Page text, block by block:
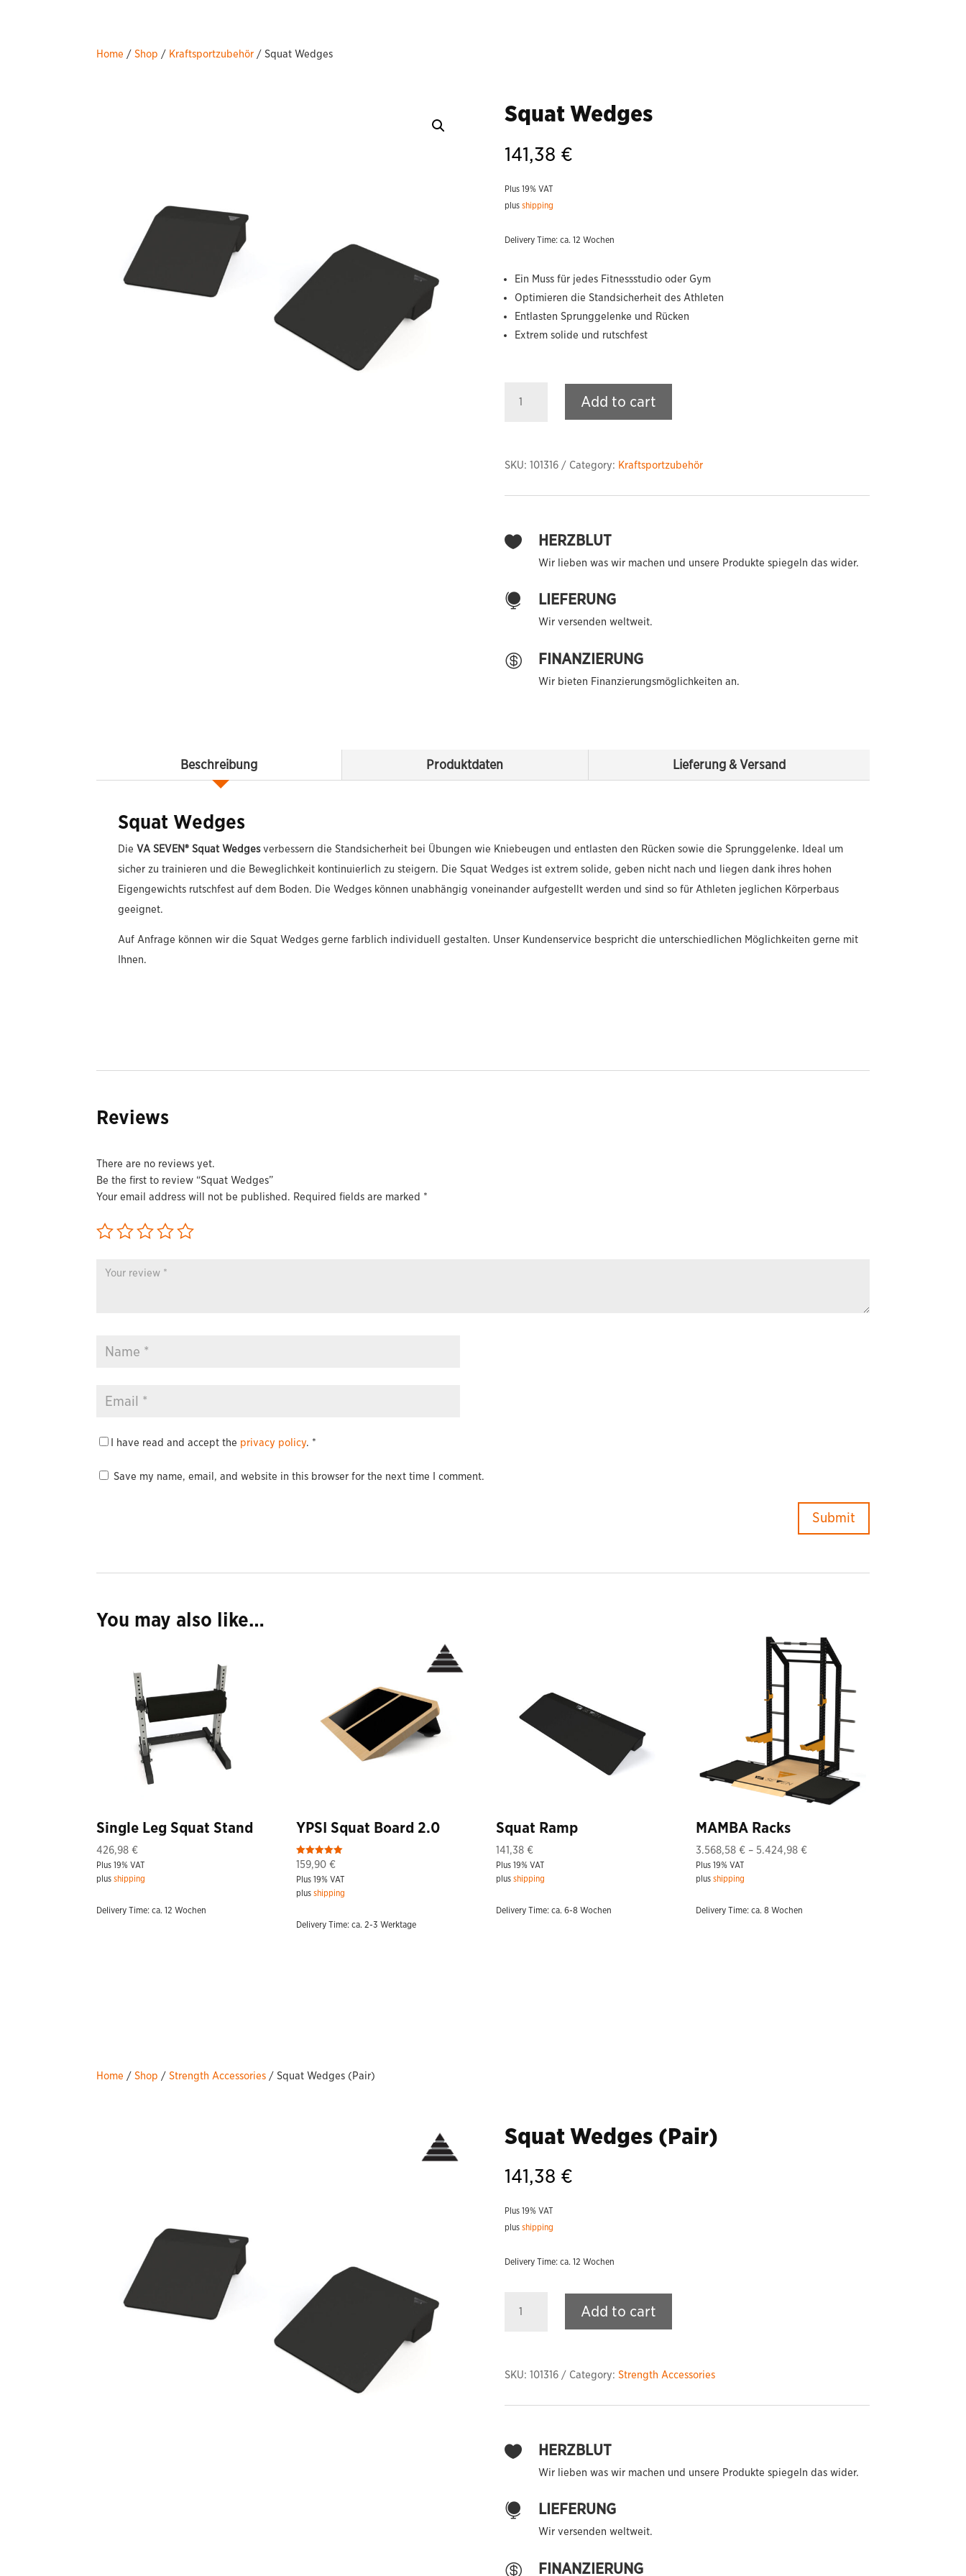
Home /Shop / Kraftsportzubehör / Squat Wedges
Squat Wedges
141,38 €
Plus 19% VAT
plus shipping
Delivery Time: ca. 12 Wochen
Ein Muss für jedes Fitnessstudio oder Gym
Optimieren die Standsicherheit des Athleten
Entlasten Sprunggelenke und Rücken
Extrem solide und rutschfest
Wedges
Add to cart
SKU: 101316 Category: Kraftsportzubehör
 HERZBLUT
Wir lieben was wir machen und unsere Produkte spiegeln das wider.
 LIEFERUNG
Wir versenden weltweit.
 FINANZIERUNG
Wir bieten Finanzierungsmöglichkeiten an.
Beschreibung Produktdaten Lieferung & Versand
Squat Wedges
DieVA SEVEN® Squat Wedgesverbessern die Standsicherheit bei Übungen wie Kniebeugen und entlasten den Rücken sowie die Sprunggelenke. Ideal um
sicher zu trainieren und die Beweglichkeit kontinuierlich zu steigern. Die Squat Wedges ist extrem solide, geben nicht nach und liegen dank ihres hohen
Eigengewichts rutschfest auf dem Boden. Die Wedges können unabhängig voneinander aufgestellt werden und sind so für Athleten jeglichen Körperbaus
geeignet.
Auf Anfrage können wir die Squat Wedges gerne farblich individuell gestalten. Unser Kundenservice bespricht die unterschiedlichen Möglichkeiten gerne mit
Ihnen.
Reviews
There are no reviews yet.
Be the first to review “Squat Wedges”
Your email address will not be published. Required fields are marked *
I have read and accept the privacy policy. *
Save my name, email, and website in this browser for the next time I comment.
You may also like…
Single Leg Squat Stand
426,98€
Plus 19% VAT
plusshipping
Delivery Time: ca. 12 Wochen
YPSI Squat Board 2.0
Rated
5.00
out of 5
159,90€
Plus 19% VAT
plusshipping
Delivery Time: ca. 2-3 Werktage
Squat Ramp
141,38€
Plus 19% VAT
plusshipping
Delivery Time: ca. 6-8 Wochen
MAMBA Racks
3.568,58€ – 5.424,98€Price
Plus 19% VAT
plusshipping
Delivery Time: ca. 8 Wochen
Home /Shop /Strength Accessories / Squat Wedges (Pair)
Squat Wedges (Pair)
141,38 €
Plus 19% VAT
plus shipping
Delivery Time: ca. 12 Wochen
Wedges
Add to cart
SKU: 101316 Category: Strength Accessories
 HERZBLUT
Wir lieben was wir machen und unsere Produkte spiegeln das wider.
 LIEFERUNG
Wir versenden weltweit.
 FINANZIERUNG